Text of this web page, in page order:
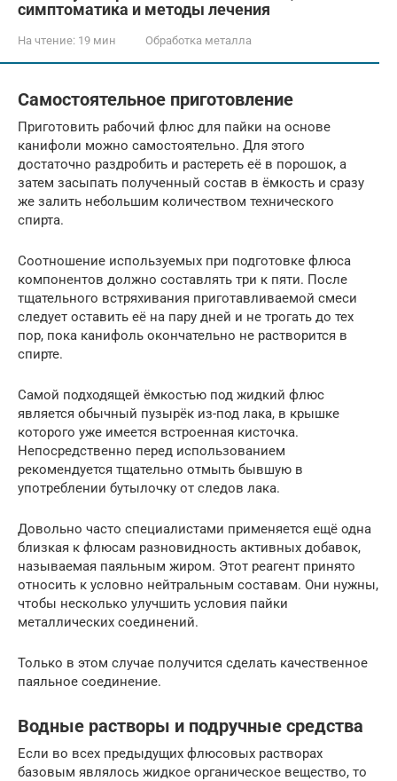
симптоматика и методы лечения
На чтение: 19 мин Обработка металла
Самостоятельное приготовление
Приготовить рабочий флюс для пайки на основе
канифоли можно самостоятельно. Для этого
достаточно раздробить и растереть её в порошок, а
затем засыпать полученный состав в ёмкость и сразу
же залить небольшим количеством технического
спирта.
Соотношение используемых при подготовке флюса
компонентов должно составлять три к пяти. После
тщательного встряхивания приготавливаемой смеси
следует оставить её на пару дней и не трогать до тех
пор, пока канифоль окончательно не растворится в
спирте.
Самой подходящей ёмкостью под жидкий флюс
является обычный пузырёк из-под лака, в крышке
которого уже имеется встроенная кисточка.
Непосредственно перед использованием
рекомендуется тщательно отмыть бывшую в
употреблении бутылочку от следов лака.
Довольно часто специалистами применяется ещё одна
близкая к флюсам разновидность активных добавок,
называемая паяльным жиром. Этот реагент принято
относить к условно нейтральным составам. Они нужны,
чтобы несколько улучшить условия пайки
металлических соединений.
Только в этом случае получится сделать качественное
паяльное соединение.
Водные растворы и подручные средства
Если во всех предыдущих флюсовых растворах
базовым являлось жидкое органическое вещество, то